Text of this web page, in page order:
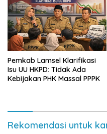
Pemkab Lamsel Klarifikasi
Isu UU HKPD: Tidak Ada
Kebijakan PHK Massal PPPK
Rekomendasi untuk